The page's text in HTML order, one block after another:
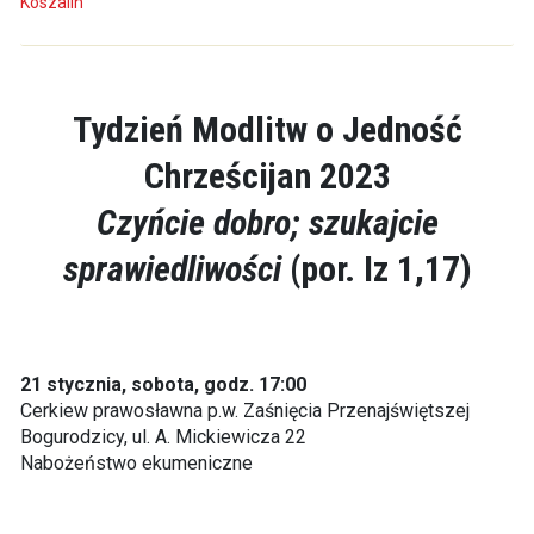
Tydzień Modlitw o Jedność
Chrześcijan 2023
Czyńcie dobro; szukajcie
sprawiedliwości(por. Iz 1,17)
21 stycznia, sobota, godz. 17:00
Cerkiew prawosławna p.w. Zaśnięcia Przenajświętszej
Bogurodzicy, ul. A. Mickiewicza 22
Nabożeństwo ekumeniczne